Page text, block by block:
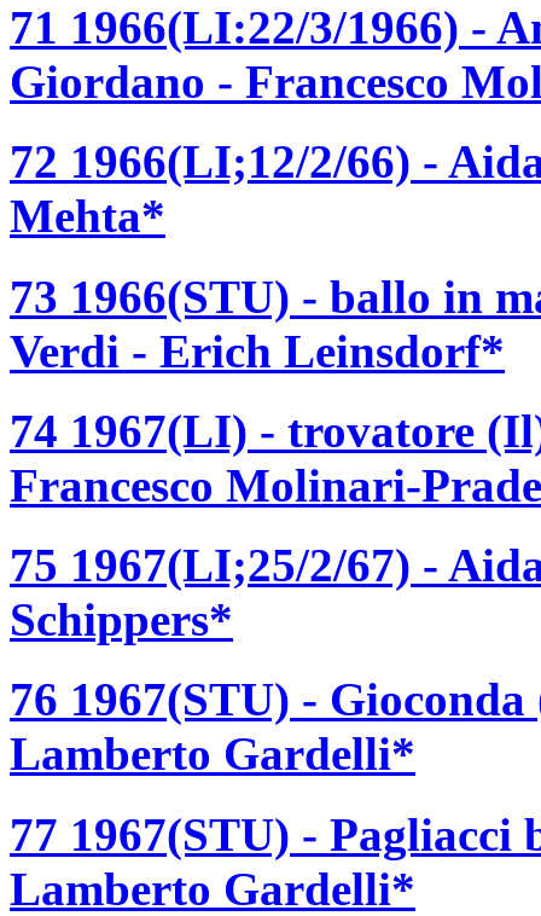
71 1966(LI:22/3/1966) -
Giordano - Francesco
72 1966(LI;12/2/66) -
Mehta*
73 1966(STU) - ballo in
Verdi - Erich Leinsdorf*
74 1967(LI) - trovatore
Francesco Molinari-
75 1967(LI;25/2/67) -
Schippers*
76 1967(STU) -
Lamberto Gardelli*
77 1967(STU) - Pagliacci
Lamberto Gardelli*